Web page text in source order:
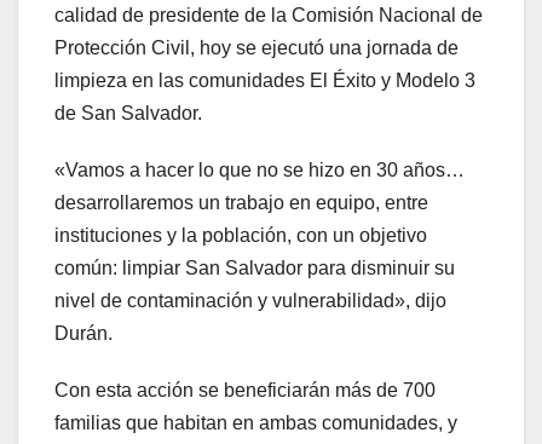
calidad de presidente de la Comisión Nacional de
Protección Civil, hoy se ejecutó una jornada de
limpieza en las comunidades El Éxito y Modelo 3
de San Salvador.
«Vamos a hacer lo que no se hizo en 30 años…
desarrollaremos un trabajo en equipo, entre
instituciones y la población, con un objetivo
común: limpiar San Salvador para disminuir su
nivel de contaminación y vulnerabilidad», dijo
Durán.
Con esta acción se beneficiarán más de 700
familias que habitan en ambas comunidades, y